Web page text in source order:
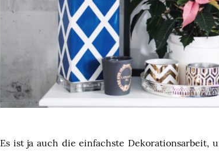
Es ist ja auch die einfachste Dekorationsarbeit,